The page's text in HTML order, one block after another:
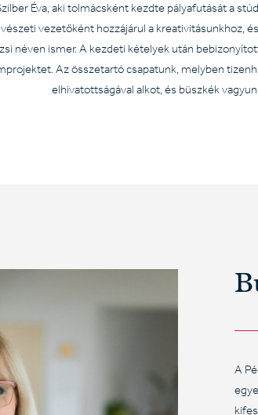
Éva, aki tolmácsként kezdte pályafutását a
vezetőként hozzájárul a kreativitásunkhoz,
néven ismer. A kezdeti kételyek után
Az összetartó csapatunk, melyben
elhivatottságával alkot, és büszkék
A